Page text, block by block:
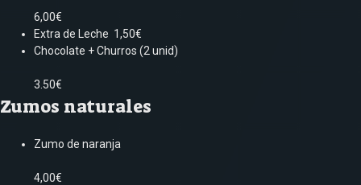
6,00€
Extra de Leche 1,50€
Chocolate + Churros (2 unid)
3.50€
Zumos naturales
Zumo de naranja
4,00€